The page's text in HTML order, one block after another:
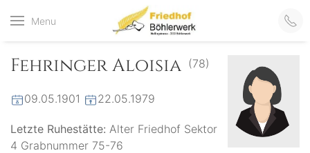
Menu
Friedhof
der virtuelle Friedhof
Fehringer Aloisia (78)
09.05.1901 22.05.1979
Letzte Ruhestätte: Alter Friedhof Sektor
4 Grabnummer 75-76